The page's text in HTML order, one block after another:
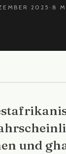
2025 · 8
und